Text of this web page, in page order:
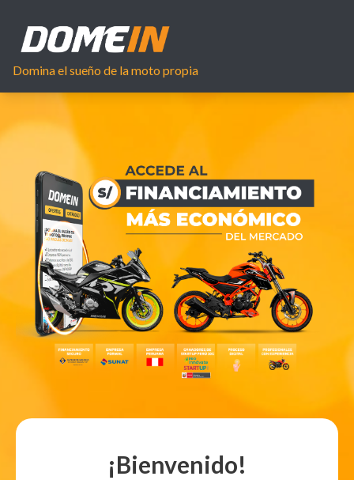
Domina el sueño de la moto propia
¡Bienvenido!